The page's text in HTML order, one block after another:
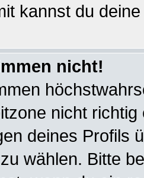
kannst du
nicht!
nicht
deines Profils
wählen. Bitte